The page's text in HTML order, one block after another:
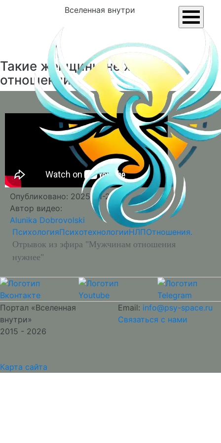
Вселенная внутри
Такие женщины не хотят
отношений
Опубликовано: 2025-01-21
Автор видео:
Alunika Dobrovolski
ПсихологияПсихотехнологииНЛПОтношения.
Отрывок из эфира "Мужчинам отношения
нужнее"
Портал «Вселенная
внутри»
2015 - 2026
Карта сайта
Email: info@psy-space.ru
Связаться с нами